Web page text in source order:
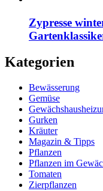
Zypresse
Kategorien
Bewässerung
Gemüse
Gurken
Kräuter
Magazin & Tipps
Pflanzen
Pflanzen im
Tomaten
Zierpflanzen